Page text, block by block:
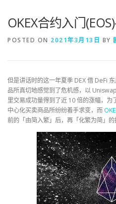
OKEX合约入门
POSTED ON 2021年3月13日 BY
但是讲话时的这一年夏季 DEX 借 DeFi
品所真切地感觉到了危机感，以
里交易成功量得到了近 10 倍的涨幅，为
中心化买卖商品所纷纷着手求变，而
前的「由简入繁」后，再「化繁为简」